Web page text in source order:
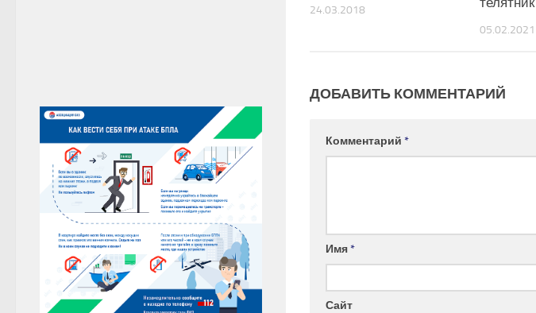
24.03.2018
05.02.2021
ДОБАВИТЬ КОММЕНТАРИЙ
Комментарий *
Имя*
Сайт